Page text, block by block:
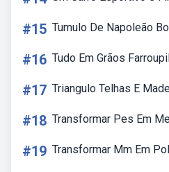
#15 Tumulo De Napoleão
#16 Tudo Em Grãos
#17 Triangulo Telhas E
#18 Transformar Pes Em
#19 Transformar Mm Em